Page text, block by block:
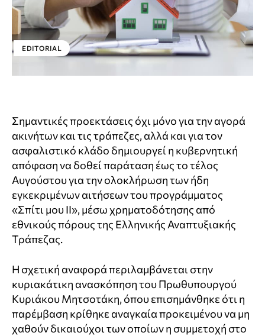
EDITORIAL
Σημαντικές προεκτάσεις όχι μόνο για την αγορά
ακινήτων και τις τράπεζες, αλλά και για τον
ασφαλιστικό κλάδο δημιουργεί η κυβερνητική
απόφαση να δοθεί παράταση έως το τέλος
Αυγούστου για την ολοκλήρωση των ήδη
εγκεκριμένων αιτήσεων του προγράμματος
«Σπίτι μου ΙΙ», μέσω χρηματοδότησης από
εθνικούς πόρους της Ελληνικής Αναπτυξιακής
Τράπεζας.
Η σχετική αναφορά περιλαμβάνεται στην
κυριακάτικη ανασκόπηση του Πρωθυπουργού
Κυριάκου Μητσοτάκη, όπου επισημάνθηκε ότι η
παρέμβαση κρίθηκε αναγκαία προκειμένου να μη
χαθούν δικαιούχοι των οποίων η συμμετοχή στο